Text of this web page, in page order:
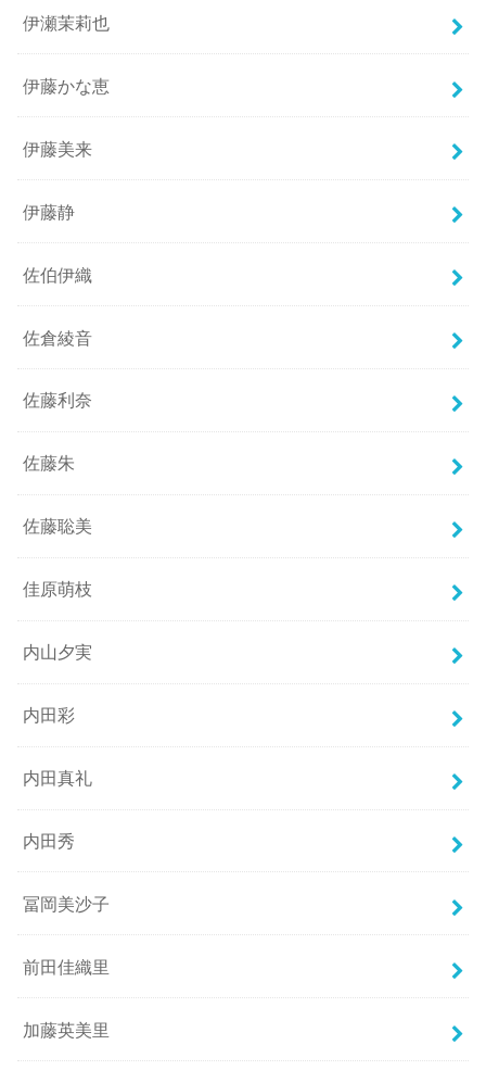
伊瀬茉莉也
伊藤かな恵
伊藤美来
伊藤静
佐伯伊織
佐倉綾音
佐藤利奈
佐藤朱
佐藤聡美
佳原萌枝
内山夕実
内田彩
内田真礼
内田秀
冨岡美沙子
前田佳織里
加藤英美里